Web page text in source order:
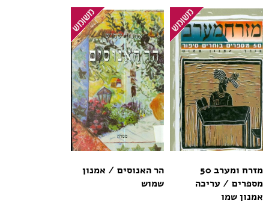
מזרח ומערב 50
מספרים / עריכה
אמנון שמו
הר האנוסים / אמנון
שמוש